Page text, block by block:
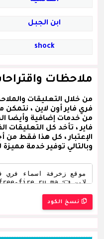
ابن الجبل
shock
ملاحظات
من خلال التعليقات
فري فاير أون لاين ،
من خدمات إضافية وأيضا
فاير ، تأخد كل التعليقات
الإعتبار ، كل هذا فقط من
وبالتالي توفير خدمة مميزة
نسخ الكود